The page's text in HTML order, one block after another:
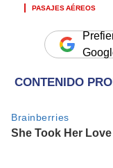
PASAJES AÉREOS